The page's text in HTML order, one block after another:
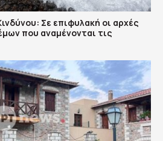
Σε επιφυλακή οι αρχές
που αναμένονται τις